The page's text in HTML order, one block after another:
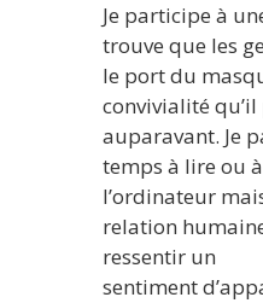
Je participe à
trouve que les
le port du
convivialité
auparavant. Je
temps à lire ou
l’ordinateur
relation
ressentir un
sentiment